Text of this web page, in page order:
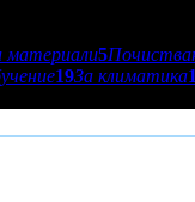
материали5
19За климатика1